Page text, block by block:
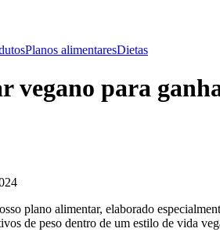
Planos alimentaresDietas
vegano para
plano alimentar, elaborado
de peso dentro de um estilo de vida